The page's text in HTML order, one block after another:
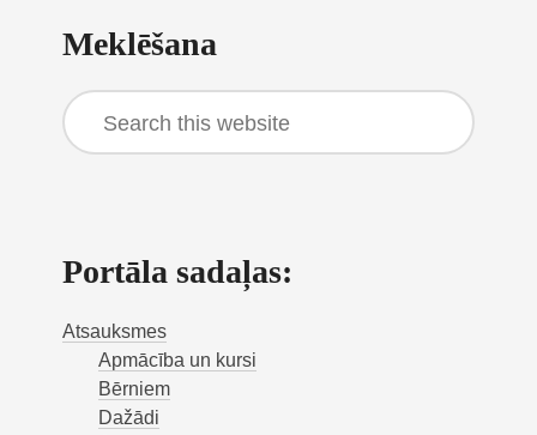
Sidebar
Meklēšana
Search
this
website
Portāla sadaļas:
Atsauksmes
Apmācība un kursi
Bērniem
Dažādi